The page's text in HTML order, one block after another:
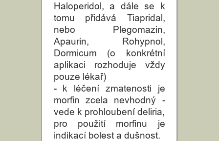
Haloperidol, a dále se k
tomu přidává Tiapridal,
nebo Plegomazin,
Apaurin, Rohypnol,
Dormicum (o konkrétní
aplikaci rozhoduje vždy
pouze lékař)
- k léčení zmatenosti je
morfin zcela nevhodný -
vede k prohloubení deliria,
pro použití morfinu je
indikací bolest a dušnost.